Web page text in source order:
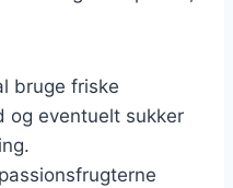
bruge friske
og eventuelt sukker